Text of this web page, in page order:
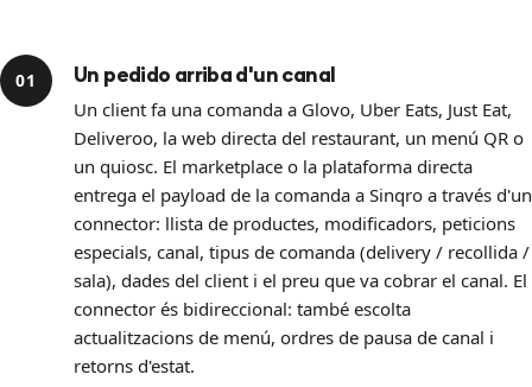
01 Un pedido arriba d'un canal
Un client fa una comanda a Glovo, Uber Eats, Just Eat,
Deliveroo, la web directa del restaurant, un menú QR o
un quiosc. El marketplace o la plataforma directa
entrega el payload de la comanda a Sinqro a través d'un
connector: llista de productes, modificadors, peticions
especials, canal, tipus de comanda (delivery / recollida /
sala), dades del client i el preu que va cobrar el canal. El
connector és bidireccional: també escolta
actualitzacions de menú, ordres de pausa de canal i
retorns d'estat.